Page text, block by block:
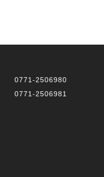
0771-2506980
0771-2506981